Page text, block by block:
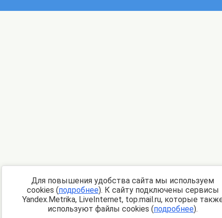
Для повышения удобства сайта мы используем
cookies (подробнее). К сайту подключены сервисы
Yandex.Metrika, LiveInternet, top.mail.ru, которые
используют файлы cookies (подробнее).